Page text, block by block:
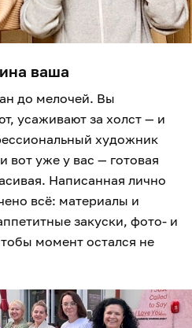
ваша
до мелочей. Вы
усаживают за холст — и
художник
вот уже у вас — готовая
Написанная лично
всё: материалы и
закуски, фото- и
момент остался не